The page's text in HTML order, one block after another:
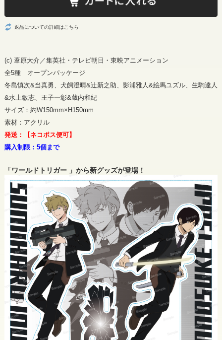
返品についての詳細はこちら
(c) 葦原大介／集英社・テレビ朝日・東映アニメーション
全5種 オープンパッケージ
冬島慎次&当真勇、犬飼澄晴&辻新之助、影浦雅人&絵馬ユズル、生駒達人
&水上敏志、王子一彰&蔵内和紀
サイズ：約W150mm×H150mm
素材：アクリル
発送：【ネコポス便可】
購入制限：5個まで
「ワールドトリガー 」から新グッズが登場！